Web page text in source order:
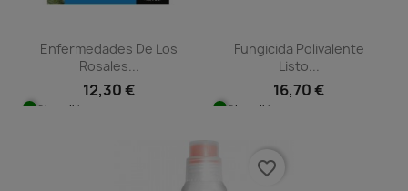
Enfermedades De Los
Rosales...
12,30 €
Disponible
Fungicida Polivalente
Listo...
16,70 €
Disponible
favorite_border